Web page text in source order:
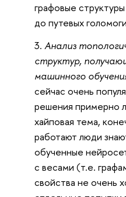
графовые
до путевых
Анализ
структур,
машинного
сейчас очень
решения примерно
хайповая тема,
работают люди
обученные
с весами (т.е.
свойства не очень